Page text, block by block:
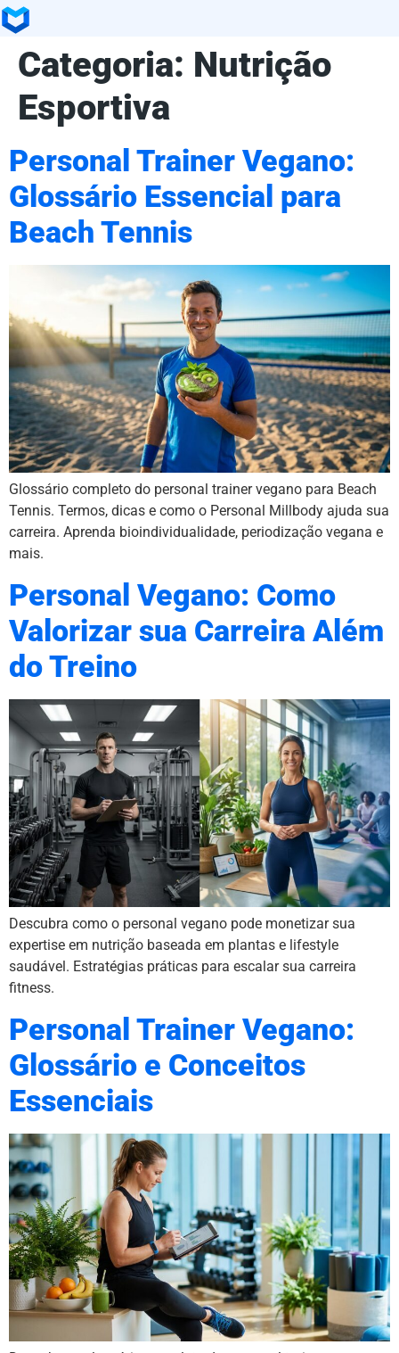
Categoria: Nutrição
Esportiva
Personal Trainer Vegano:
Glossário Essencial para
Beach Tennis
Glossário completo do personal trainer vegano para Beach
Tennis. Termos, dicas e como o Personal Millbody ajuda sua
carreira. Aprenda bioindividualidade, periodização vegana e
mais.
Personal Vegano: Como
Valorizar sua Carreira Além
do Treino
Descubra como o personal vegano pode monetizar sua
expertise em nutrição baseada em plantas e lifestyle
saudável. Estratégias práticas para escalar sua carreira
fitness.
Personal Trainer Vegano:
Glossário e Conceitos
Essenciais